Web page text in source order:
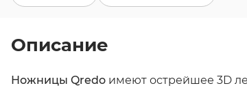
Описание
Ножницы Qredo имеют острейшее 3D